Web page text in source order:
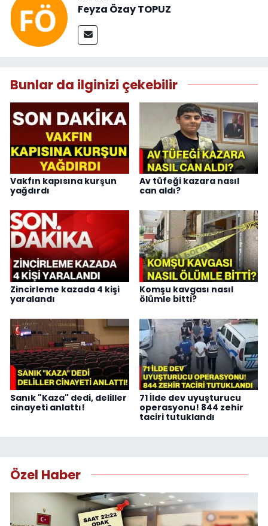
Feyza Özay TOPUZ
Bunlar da ilginizi çekebilir
Vakfın kapısına kurşun
yağdırdı
Av tüfeği kazara nasıl
can aldı?
Zincirleme kazada 4 kişi
yaralandı
Komşu kavgası nasıl
ölümle bitti?
Sanık "Kaza" dedi, deliller
cinayeti anlattı!
71 İlde dev uyuşturucu
operasyonu! 844 zehir
taciri tutuklandı
Özel Haber